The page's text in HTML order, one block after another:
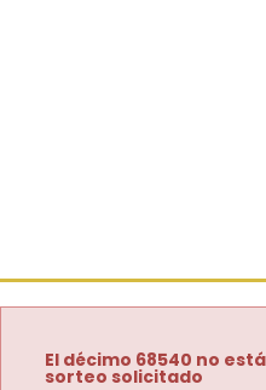
El décimo 68540 no
sorteo solicitado